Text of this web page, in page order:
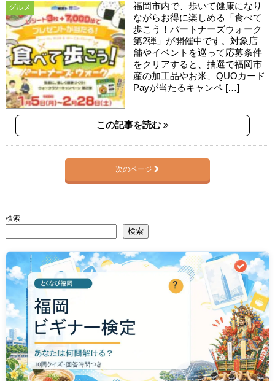
グルメ
福岡市内で、歩いて健康になり
ながらお得に楽しめる「食べて
歩こう！パートナーズウォーク
第2弾」が開催中です。対象店
舗やイベントを巡って応募条件
をクリアすると、抽選で福岡市
産の加工品やお米、QUOカード
Payが当たるキャンペ […]
この記事を読む
次のページ
検索
検索